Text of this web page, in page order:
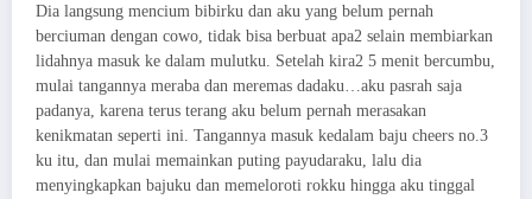
Dia langsung mencium bibirku dan aku yang belum pernah
berciuman dengan cowo, tidak bisa berbuat apa2 selain membiarkan
lidahnya masuk ke dalam mulutku. Setelah kira2 5 menit bercumbu,
mulai tangannya meraba dan meremas dadaku…aku pasrah saja
padanya, karena terus terang aku belum pernah merasakan
kenikmatan seperti ini. Tangannya masuk kedalam baju cheers no.3
ku itu, dan mulai memainkan puting payudaraku, lalu dia
menyingkapkan bajuku dan memeloroti rokku hingga aku tinggal